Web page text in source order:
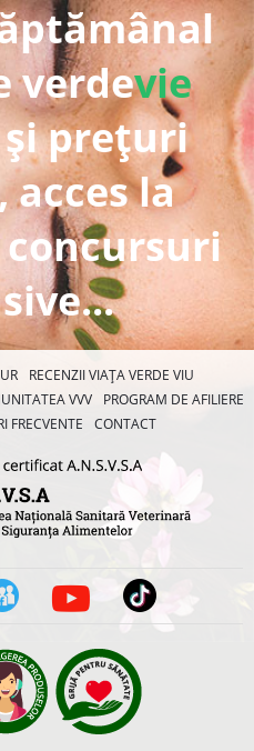
verdevie
prețuri
acces la
RECENZII VIAȚA VERDE VIU
VVV
PROGRAM DE AFILIERE
FRECVENTE CONTACT